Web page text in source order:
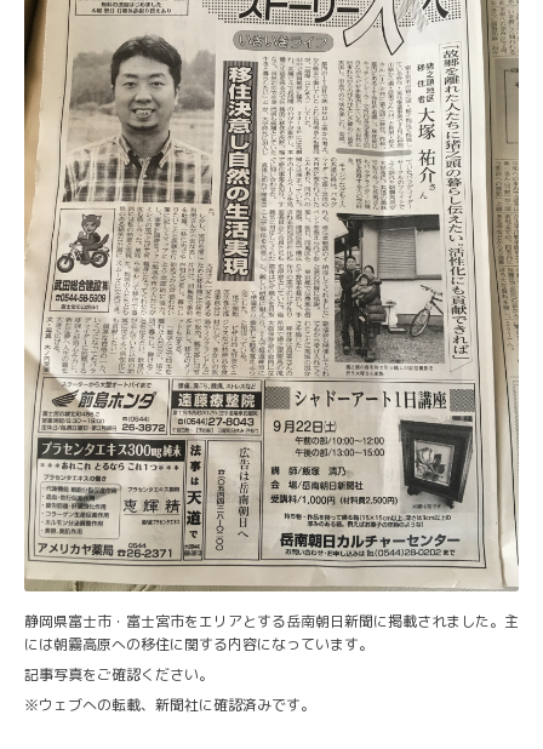
静岡県富士市・富士宮市をエリアとする岳南朝日新聞に掲載されました。主
には朝霧高原への移住に関する内容になっています。
記事写真をご確認ください。
※ウェブへの転載、新聞社に確認済みです。